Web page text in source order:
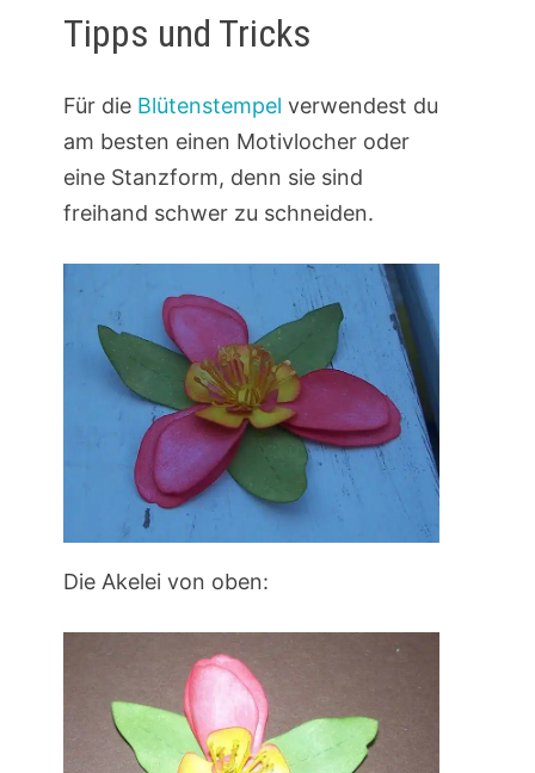
Tipps und Tricks
Für die Blütenstempel verwendest du
am besten einen Motivlocher oder
eine Stanzform, denn sie sind
freihand schwer zu schneiden.
Die Akelei von oben: